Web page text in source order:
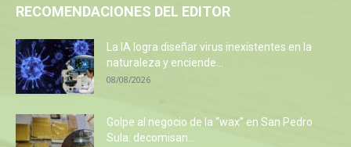
RECOMENDACIONES DEL EDITOR
La IA logra diseñar virus inexistentes en la
naturaleza y enciende...
08/08/2026
Golpe al negocio de la “wax” en San Pedro
Sula: decomisan...